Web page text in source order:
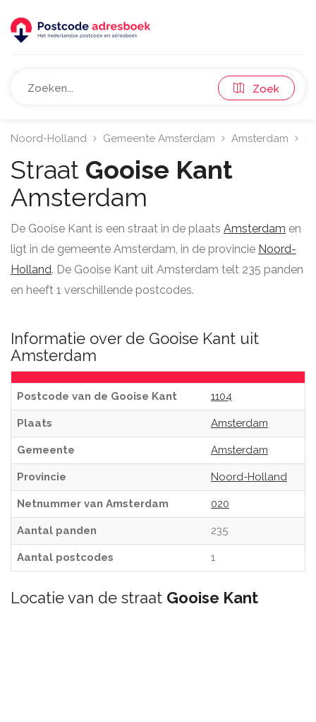
Zoek
Noord-Holland Gemeente Amsterdam Amsterdam
Straat Gooise Kant
Amsterdam
De Gooise Kant is een straat in de plaats Amsterdam en
ligt in de gemeente Amsterdam, in de provincie Noord-
Holland. De Gooise Kant uit Amsterdam telt 235 panden
en heeft 1 verschillende postcodes.
Informatie over de Gooise Kant uit
Amsterdam
Postcode van de Gooise Kant 1104
Plaats Amsterdam
Gemeente Amsterdam
Provincie Noord-Holland
Netnummer van Amsterdam 020
Aantal panden 235
Aantal postcodes 1
Locatie van de straat Gooise Kant